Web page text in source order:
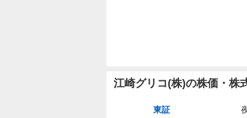
江崎グリコ(株)の株価・株
価
東証